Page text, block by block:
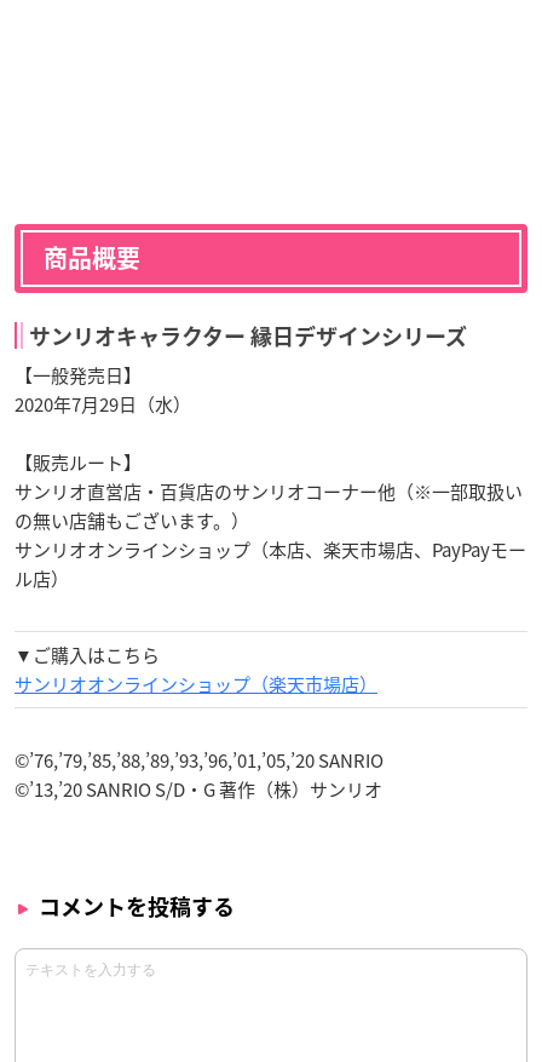
商品概要
サンリオキャラクター 縁日デザインシリーズ
【一般発売日】
2020年7月29日（水）
【販売ルート】
サンリオ直営店・百貨店のサンリオコーナー他（※一部取扱い
の無い店舗もございます。）
サンリオオンラインショップ（本店、楽天市場店、PayPayモー
ル店）
▼ご購入はこちら
サンリオオンラインショップ（楽天市場店）
©’76,’79,’85,’88,’89,’93,’96,’01,’05,’20 SANRIO
©’13,’20 SANRIO S/D・G 著作（株）サンリオ
コメントを投稿する